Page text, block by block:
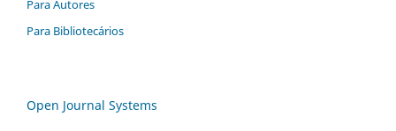
Para Autores
Para Bibliotecários
Open Journal Systems